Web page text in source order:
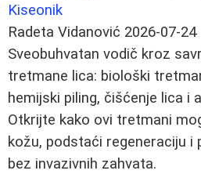
Kiseonik
Radeta Vidanović 2026-07-24
Sveobuhvatan vodič kroz
tretmane lica: biološki
hemijski piling, čišćenje lica i
Otkrijte kako ovi tretmani
kožu, podstaći regeneraciju i
bez invazivnih zahvata.